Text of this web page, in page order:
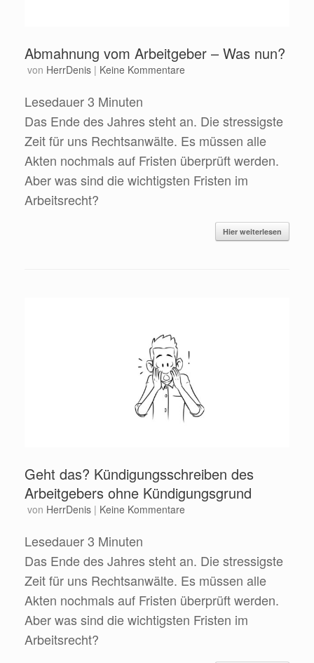
Abmahnung vom Arbeitgeber – Was nun?
von HerrDenis | Keine Kommentare
Lesedauer3 Minuten
Das Ende des Jahres steht an. Die stressigste
Zeit für uns Rechtsanwälte. Es müssen alle
Akten nochmals auf Fristen überprüft werden.
Aber was sind die wichtigsten Fristen im
Arbeitsrecht?
Hier weiterlesen
Geht das? Kündigungsschreiben des
Arbeitgebers ohne Kündigungsgrund
von HerrDenis | Keine Kommentare
Lesedauer3 Minuten
Das Ende des Jahres steht an. Die stressigste
Zeit für uns Rechtsanwälte. Es müssen alle
Akten nochmals auf Fristen überprüft werden.
Aber was sind die wichtigsten Fristen im
Arbeitsrecht?